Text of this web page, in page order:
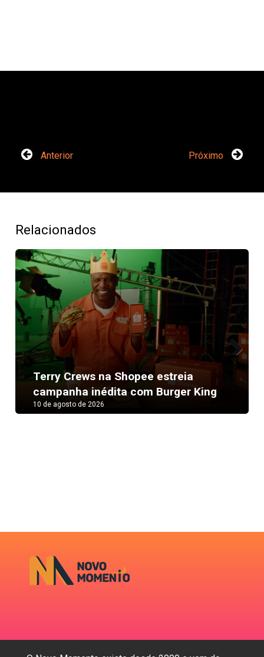
Anterior Próximo
Relacionados
Terry Crews na Shopee estreia
campanha inédita com Burger King
10 de agosto de 2026